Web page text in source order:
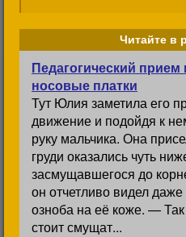
Читайте в
Педагогический прием
носовые платки
Тут Юлия заметила его
движение и подойдя к
руку мальчика. Она
груди оказались чуть
засмущавшегося до
он отчетливо видел
озноба на её коже. —
стоит смущат...